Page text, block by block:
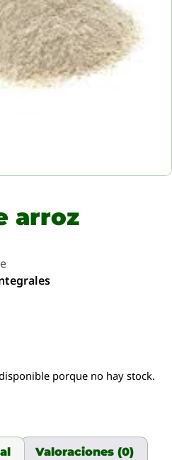
arroz
porque no hay stock.
Valoraciones (0)